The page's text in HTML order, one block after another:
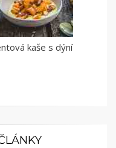
kaše s dýní